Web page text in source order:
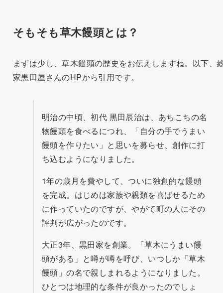
そもそも草木饅頭とは？
まずは少し、草木饅頭の歴史をお伝えしますね。 以下、
家黒田屋さんのHPから引用です。
明治の中頃、初代 黒田辰治は、あちこちの名
物饅頭を食べるにつれ、「自分の手でうまい
饅頭を作りたい」と思いを募らせ、創作に打
ち込むようになりました。
1年の歳月を費やして、ついに独創的な饅頭
を完成。はじめは家族や親類を喜ばせるため
に作っていたのですが、やがて町の人にその
評判が広がったのです。
大正3年、黒田家を創業。「草木にうまい饅
頭がある」と噂が噂を呼び、いつしか「草木
饅頭」の名で親しまれるようになりました。
ひとつは地理的な条件が良かったのでしょ